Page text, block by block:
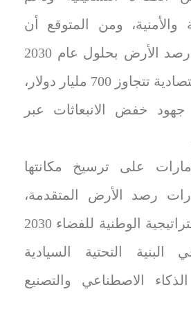
والأمنية، ومن المتوقع أن
تساهم تطبيقات رصد الأرض بحلول عام 2030
في توليد قيمة اقتصادية تتجاوز 700 مليار دولار،
خفض الانبعاثات عبر
على ترسيخ مكانتها
رصد الأرض المتقدمة،
مستندةً إلى الإستراتيجية الوطنية للفضاء 2030
البنية التحتية السيادية
الاصطناعي والتصنيع